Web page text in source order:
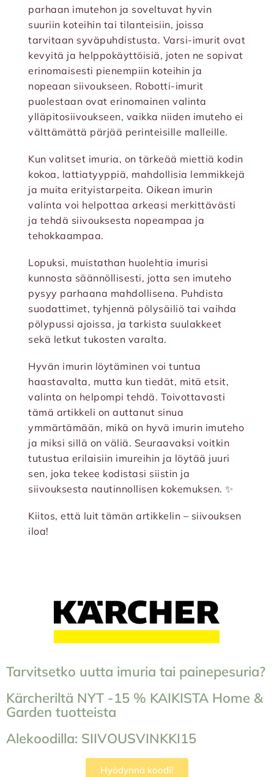
parhaan imutehon ja soveltuvat hyvin
suuriin koteihin tai tilanteisiin, joissa
tarvitaan syväpuhdistusta. Varsi-imurit ovat
kevyitä ja helppokäyttöisiä, joten ne sopivat
erinomaisesti pienempiin koteihin ja
nopeaan siivoukseen. Robotti-imurit
puolestaan ovat erinomainen valinta
ylläpitosiivoukseen, vaikka niiden imuteho ei
välttämättä pärjää perinteisille malleille.
Kun valitset imuria, on tärkeää miettiä kodin
kokoa, lattiatyyppiä, mahdollisia lemmikkejä
ja muita erityistarpeita. Oikean imurin
valinta voi helpottaa arkeasi merkittävästi
ja tehdä siivouksesta nopeampaa ja
tehokkaampaa.
Lopuksi, muistathan huolehtia imurisi
kunnosta säännöllisesti, jotta sen imuteho
pysyy parhaana mahdollisena. Puhdista
suodattimet, tyhjennä pölysäiliö tai vaihda
pölypussi ajoissa, ja tarkista suulakkeet
sekä letkut tukosten varalta.
Hyvän imurin löytäminen voi tuntua
haastavalta, mutta kun tiedät, mitä etsit,
valinta on helpompi tehdä. Toivottavasti
tämä artikkeli on auttanut sinua
ymmärtämään, mikä on hyvä imurin imuteho
ja miksi sillä on väliä. Seuraavaksi voitkin
tutustua erilaisiin imureihin ja löytää juuri
sen, joka tekee kodistasi siistin ja
siivouksesta nautinnollisen kokemuksen. ✨
Kiitos, että luit tämän artikkelin – siivouksen
iloa!
Tarvitsetko uutta imuria tai painepesuria?
Kärcheriltä NYT -15 % KAIKISTA Home &
Garden tuotteista
Alekoodilla: SIIVOUSVINKKI15
Hyödynnä koodi!